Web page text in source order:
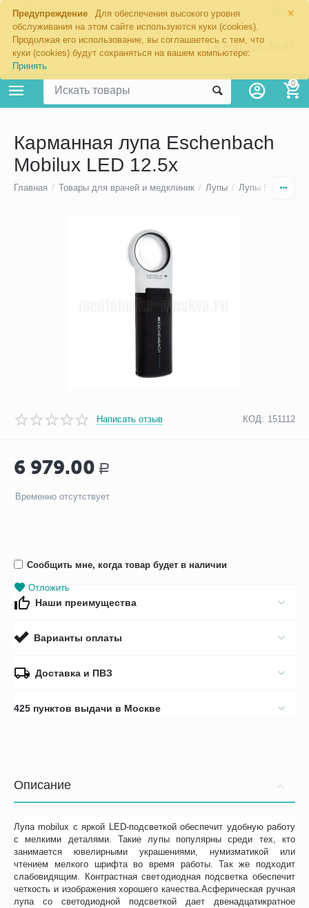
×
Предупреждение
Для обеспечения высокого уровня
обслуживания на этом сайте используются куки (cookies).
Продолжая его использование, вы соглашаетесь с тем, что
куки (cookies) будут сохраняться на вашем компьютере:
Принять
Москва
8 800 201-70-97
0
Карманная лупа Eschenbach
Mobilux LED 12.5x
Главная / Товары для врачей и медклиник / Лупы / Лупы
Написать отзыв КОД: 151112
6 979.00 Р
Временно отсутствует
Сообщить мне, когда товар будет в наличии
Отложить
Наши преимущества
Варианты оплаты
Доставка и ПВЗ
425 пунктов выдачи в Москве
Описание
Лупа mobilux с яркой LED-подсветкой обеспечит удобную работу
с мелкими деталями. Такие лупы популярны среди тех, кто
занимается ювелирными украшениями, нумизматикой или
чтением мелкого шрифта во время работы. Так же подходит
слабовидящим. Контрастная светодиодная подсветка обеспечит
четкость и изображения хорошего качества.Асферическая ручная
лупа со светодиодной подсветкой дает двенадцатикратное